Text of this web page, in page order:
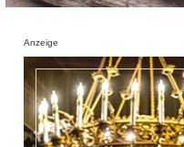
Anzeige